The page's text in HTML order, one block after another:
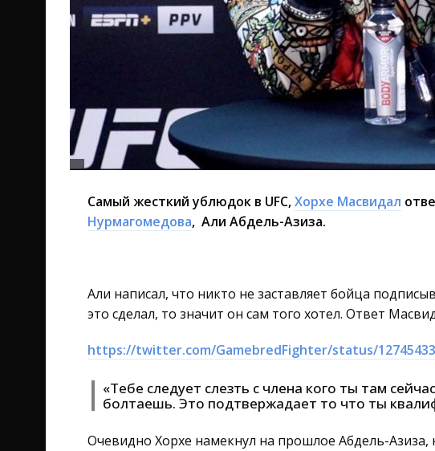
Самый жесткий ублюдок в UFC,Хорхе Масвидал
Нурмагомедова, Али Абдель-Азиза.
Али написал, что никто не заставляет бойца
это сделал, то значит он сам того хотел. Ответ
https://twitter.com/GamebredFighter/status/
«Тебе следует слезть с члена кого ты там
болтаешь. Это подтвержадает то что ты
Очевидно Хорхе намекнул на прошлое Абдель-Азиза,